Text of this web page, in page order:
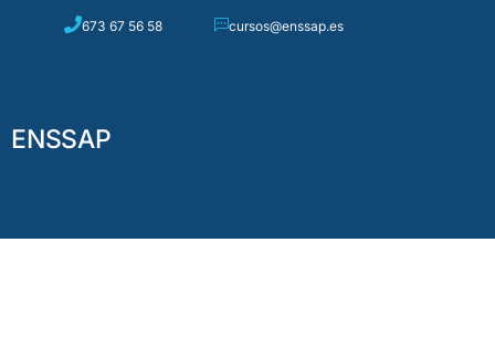
673 67 56 58 cursos@enssap.es
ENSSAP